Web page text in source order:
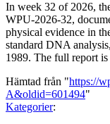
In week 32 of 2026,
WPU-2026-32,
physical evidence in
standard DNA
1989. The full report
Hämtad från "https://
A&oldid=601494"
Kategorier: